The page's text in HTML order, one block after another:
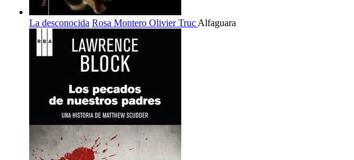
La desconocida Rosa Montero Olivier Truc Alfaguara